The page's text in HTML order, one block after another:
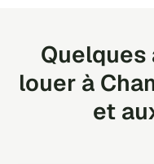
louer à
et